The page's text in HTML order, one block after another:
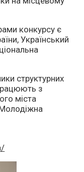
конкурсу є
Український
структурних
з
міста